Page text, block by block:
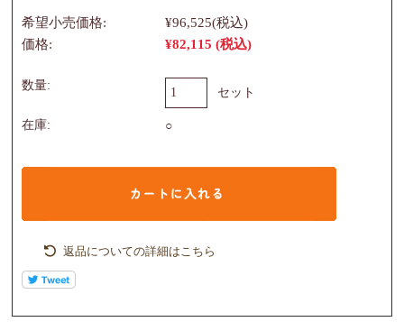
希望小売価格: ¥96,525(税込)
価格:
¥82,115 (税込)
数量:
セット
在庫: ○
返品についての詳細はこちら